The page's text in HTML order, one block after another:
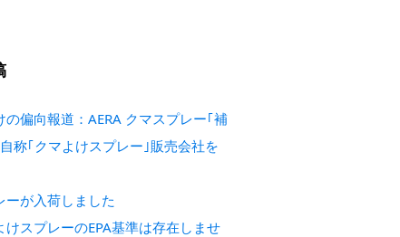
の偏向報道：AERA クマスプレー｢補
称｢クマよけスプレー｣販売会社を
ーが入荷しました
けスプレーのEPA基準は存在しませ